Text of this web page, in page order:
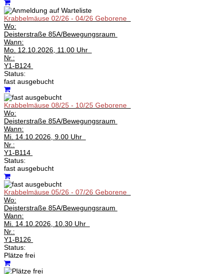
Krabbelmäuse 02/26 - 04/26 Geborene
Wo:
Deisterstraße 85A/Bewegungsraum
Wann:
Mo. 12.10.2026, 11.00 Uhr
Nr.:
Y1-B124
Status:
fast ausgebucht
Krabbelmäuse 08/25 - 10/25 Geborene
Wo:
Deisterstraße 85A/Bewegungsraum
Wann:
Mi. 14.10.2026, 9.00 Uhr
Nr.:
Y1-B114
Status:
fast ausgebucht
Krabbelmäuse 05/26 - 07/26 Geborene
Wo:
Deisterstraße 85A/Bewegungsraum
Wann:
Mi. 14.10.2026, 10.30 Uhr
Nr.:
Y1-B126
Status:
Plätze frei